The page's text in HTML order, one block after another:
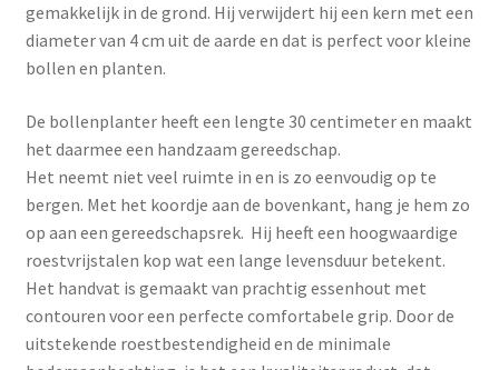
gemakkelijk in de grond. Hij verwijdert hij een kern met een
diameter van 4 cm uit de aarde en dat is perfect voor kleine
bollen en planten.
De bollenplanter heeft een lengte 30 centimeter en maakt
het daarmee een handzaam gereedschap.
Het neemt niet veel ruimte in en is zo eenvoudig op te
bergen. Met het koordje aan de bovenkant, hang je hem zo
op aan een gereedschapsrek. Hij heeft een hoogwaardige
roestvrijstalen kop wat een lange levensduur betekent.
Het handvat is gemaakt van prachtig essenhout met
contouren voor een perfecte comfortabele grip. Door de
uitstekende roestbestendigheid en de minimale